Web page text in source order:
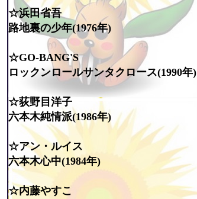
☆浜田省吾
路地裏の少年(1976年)
☆GO-BANG'S
ロックンロールサンタクロース(1990年)
☆荻野目洋子
六本木純情派(1986年)
☆アン・ルイス
六本木心中(1984年)
☆内藤やすこ